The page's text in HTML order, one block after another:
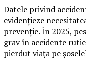
Datele privind
evidențieze
prevenție. În 2025,
grav în accidente
pierdut viața pe